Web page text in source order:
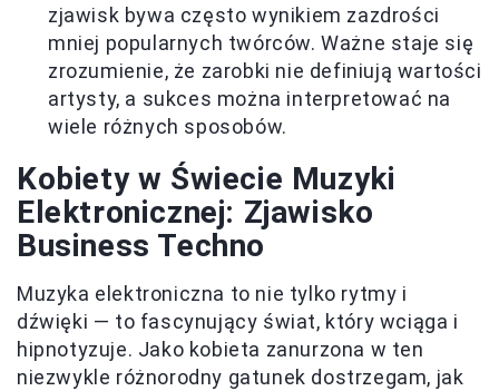
zjawisk bywa często wynikiem zazdrości
mniej popularnych twórców. Ważne staje się
zrozumienie, że zarobki nie definiują wartości
artysty, a sukces można interpretować na
wiele różnych sposobów.
Kobiety w Świecie Muzyki
Elektronicznej: Zjawisko
Business Techno
Muzyka elektroniczna to nie tylko rytmy i
dźwięki — to fascynujący świat, który wciąga i
hipnotyzuje. Jako kobieta zanurzona w ten
niezwykle różnorodny gatunek dostrzegam, jak